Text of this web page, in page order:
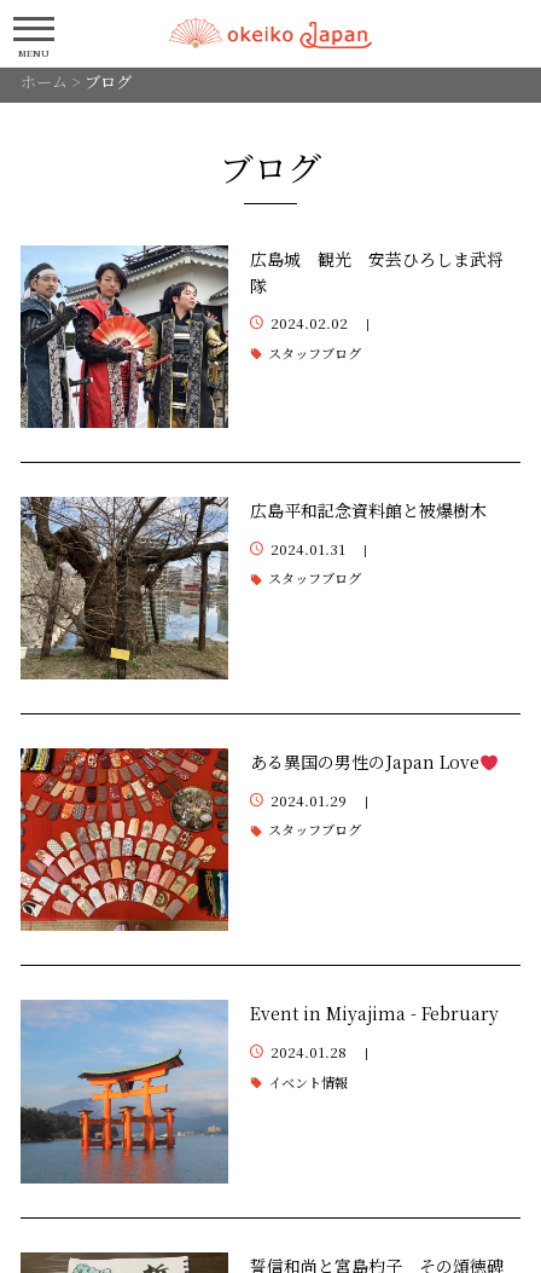
MENU
ホーム > ブログ
ブログ
広島城 観光 安芸ひろしま武将
隊
2024.02.02
スタッフブログ
広島平和記念資料館と被爆樹木
2024.01.31 |
スタッフブログ
ある異国の男性のJapan Love
2024.01.29 |
スタッフブログ
Event in Miyajima - February
2024.01.28 |
イベント情報
誓信和尚と宮島杓子 その頌徳碑